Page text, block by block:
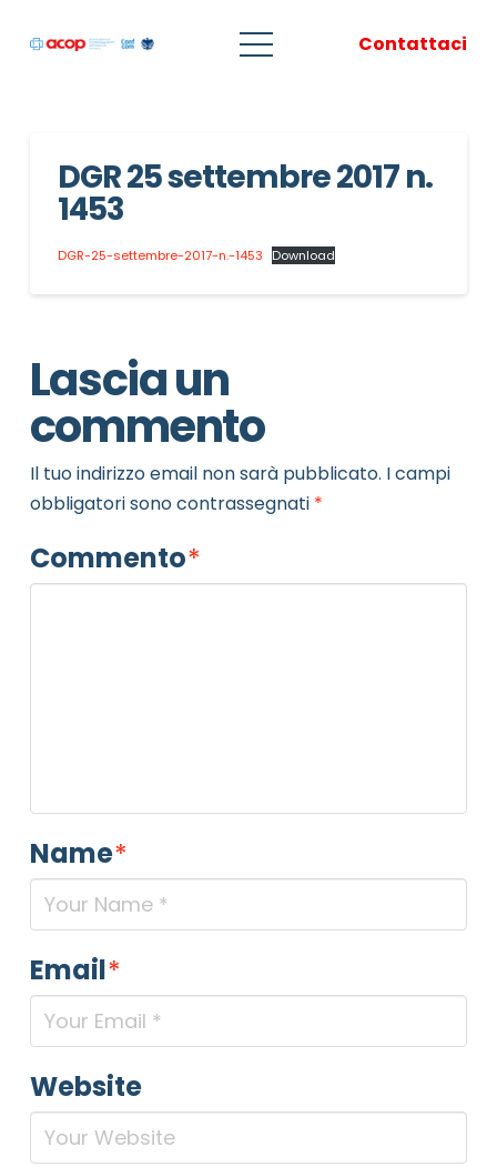
Contattaci
DGR 25 settembre 2017 n.
1453
DGR-25-settembre-2017-n.-1453 Download
Lascia un
commento
Il tuo indirizzo email non sarà pubblicato. I campi
obbligatori sono contrassegnati *
Commento*
Name*
Email*
Website